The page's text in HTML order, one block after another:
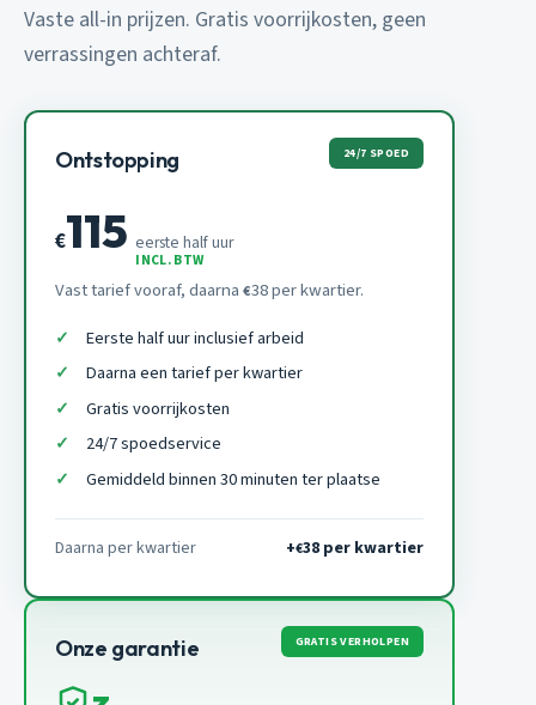
Vaste all-in prijzen. Gratis voorrijkosten, geen
verrassingen achteraf.
Ontstopping 24/7 SPOED
€115 eerste half uur
INCL. BTW
Vast tarief vooraf, daarna €38 per kwartier.
Eerste half uur inclusief arbeid
Daarna een tarief per kwartier
Gratis voorrijkosten
24/7 spoedservice
Gemiddeld binnen 30 minuten ter plaatse
Daarna per kwartier +€38 per kwartier
Onze garantie GRATIS VERHOLPEN